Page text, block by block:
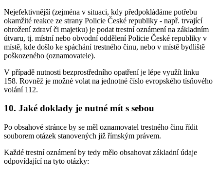
Nejefektivnější (zejména v situaci, kdy předpokládáme potřebu
okamžité reakce ze strany Policie České republiky - např. trvající
ohrožení zdraví či majetku) je podat trestní oznámení na základním
útvaru, tj. místní nebo obvodní oddělení Policie České republiky v
místě, kde došlo ke spáchání trestného činu, nebo v místě bydliště
poškozeného (oznamovatele).
V případě nutnosti bezprostředního opatření je lépe využít linku
158. Rovněž je možné volat na jednotné číslo evropského tísňového
volání 112.
10. Jaké doklady je nutné mít s sebou
Po obsahové stránce by se měl oznamovatel trestného činu řídit
souborem otázek stanovených již římským právem.
Každé trestní oznámení by tedy mělo obsahovat základní údaje
odpovídající na tyto otázky: